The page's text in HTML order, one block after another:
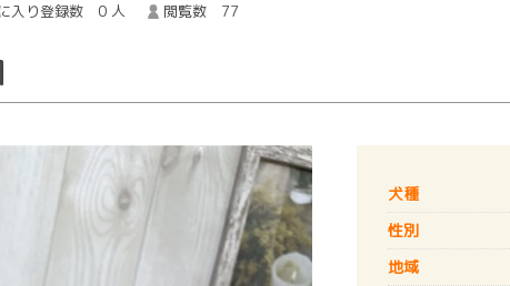
入り登録数 0 人 閲覧数 77
犬種
性別
地域